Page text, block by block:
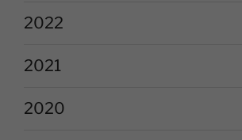
2022
2021
2020